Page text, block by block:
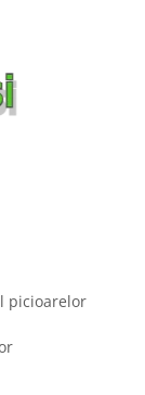
picioarelor